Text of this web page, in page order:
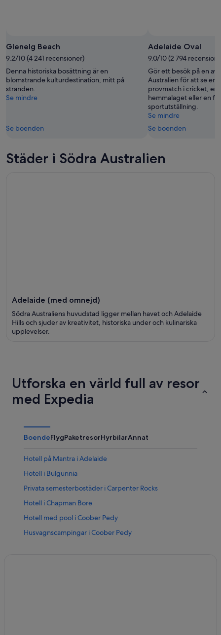
Glenelg Beach
9.2/10 (4 241 recensioner)
Denna historiska bosättning är en
blomstrande kulturdestination, mitt på
stranden.
Se mindre
Se boenden
Adelaide Oval
9.0/10 (2 794
Gör ett besök på en av
Australien för att se en
provmatch i cricket, en
hemmalaget eller en
sportutställning.
Se mindre
Se boenden
Städer i Södra Australien
Adelaide (med omnejd)
Södra Australiens huvudstad ligger mellan havet och Adelaide
Hills och sjuder av kreativitet, historiska under och kulinariska
upplevelser.
Utforska en värld full av resor
med Expedia
BoendeFlygPaketresorHyrbilarAnnat
Hotell på Mantra i Adelaide
Hotell i Bulgunnia
Privata semesterbostäder i Carpenter Rocks
Hotell i Chapman Bore
Hotell med pool i Coober Pedy
Husvagnscampingar i Coober Pedy